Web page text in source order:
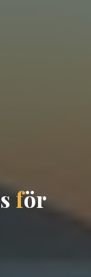
sför